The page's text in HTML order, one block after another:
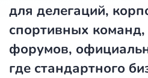
для делегаций,
спортивных
форумов,
где стандартного